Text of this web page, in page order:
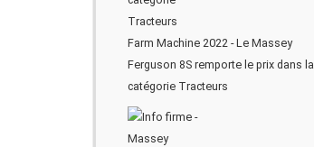
Farm Machine 2022 - Le Massey
Ferguson 8S remporte le prix dans la
catégorie Tracteurs